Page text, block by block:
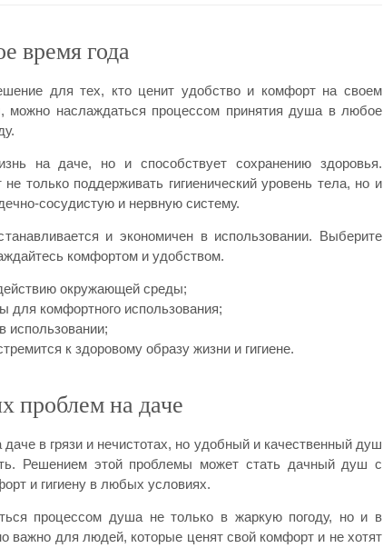
время года
для тех, кто ценит удобство и комфорт на своем
можно наслаждаться процессом принятия душа в любое
на даче, но и способствует сохранению здоровья.
только поддерживать гигиенический уровень тела, но и
сосудистую и нервную систему.
и экономичен в использовании. Выберите
комфортом и удобством.
окружающей среды;
для комфортного использования;
использовании;
к здоровому образу жизни и гигиене.
проблем на даче
в грязи и нечистотах, но удобный и качественный душ
Решением этой проблемы может стать дачный душ с
и гигиену в любых условиях.
процессом душа не только в жаркую погоду, но и в
важно для людей, которые ценят свой комфорт и не хотят